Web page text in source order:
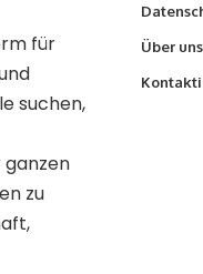
für
suchen,
ganzen
zu
Über uns